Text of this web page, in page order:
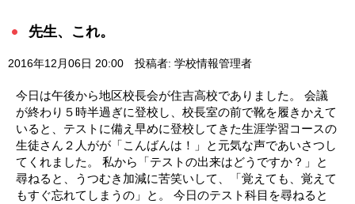
先生、これ。
2016年12月06日 20:00 投稿者: 学校情報管理者
今日は午後から地区校長会が住吉高校でありました。 会議
が終わり５時半過ぎに登校し、校長室の前で靴を履きかえて
いると、テストに備え早めに登校してきた生涯学習コースの
生徒さん２人がが「こんばんは！」と元気な声であいさつし
てくれました。 私から「テストの出来はどうですか？」と
尋ねると、うつむき加減に苦笑いして、「覚えても、覚えて
もすぐ忘れてしまうの」と。 今日のテスト科目を尋ねると